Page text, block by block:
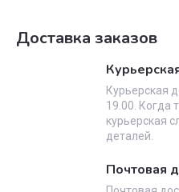
Доставка заказов
Курьерская
19.00. Когда
курьерская
деталей.
Почтовая